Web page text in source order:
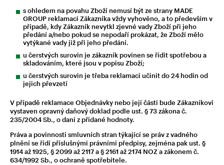
s ohledem na povahu Zboží nemusí být ze strany MADE
GROUP reklamaci Zákazníka vždy vyhověno, a to především v
případě, kdy Zákazník nevytkl zjevné vady Zboží při jeho
předání a/nebo pokud se nepodaří prokázat, že Zboží mělo
vytýkané vady již při jeho předání.
u čerstvých surovin je zákazník povinen se řídit spotřebou a
skladováním, které jsou v popisu Zboží;
u čerstvých surovin je třeba reklamaci učinit do 24 hodin od
jejich převzetí
V případě reklamace Objednávky nebo její části bude Zákazníkovi
vystaven opravný daňový doklad podle ust. § 73 zákona č.
235/2004 Sb., o dani z přidané hodnoty.
Práva a povinnosti smluvních stran týkající se práv z vadného
plnění se řídí příslušnými právními předpisy, zejména pak ust. §
1914 až 1925, § 2099 až 2117 a § 2161 až 2174 NOZ a zákonem č.
634/1992 Sb., o ochraně spotřebitele.